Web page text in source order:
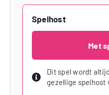
Spelhost
Met
Dit spel wordt
gezellige spelhost